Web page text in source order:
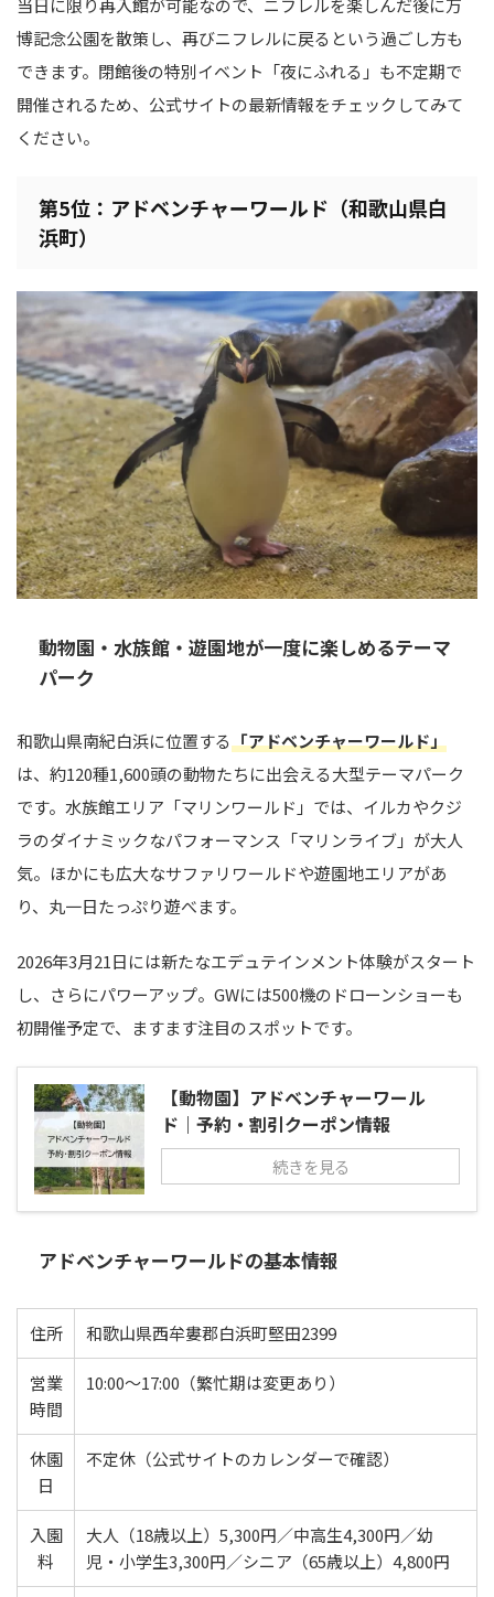
当日に限り再入館が可能なので、ニフレルを楽しんだ後に万
博記念公園を散策し、再びニフレルに戻るという過ごし方も
できます。閉館後の特別イベント「夜にふれる」も不定期で
開催されるため、公式サイトの最新情報をチェックしてみて
ください。
第5位：アドベンチャーワールド（和歌山県白
浜町）
動物園・水族館・遊園地が一度に楽しめるテーマ
パーク
和歌山県南紀白浜に位置する「アドベンチャーワールド」
は、約120種1,600頭の動物たちに出会える大型テーマパーク
です。水族館エリア「マリンワールド」では、イルカやクジ
ラのダイナミックなパフォーマンス「マリンライブ」が大人
気。ほかにも広大なサファリワールドや遊園地エリアがあ
り、丸一日たっぷり遊べます。
2026年3月21日には新たなエデュテインメント体験がスタート
し、さらにパワーアップ。GWには500機のドローンショーも
初開催予定で、ますます注目のスポットです。
【動物園】アドベンチャーワール
ド｜予約・割引クーポン情報
続きを見る
アドベンチャーワールドの基本情報
住所 和歌山県西牟婁郡白浜町堅田2399
営業
時間
10:00〜17:00（繁忙期は変更あり）
休園
日
不定休（公式サイトのカレンダーで確認）
入園
料
大人（18歳以上）5,300円／中高生4,300円／幼
児・小学生3,300円／シニア（65歳以上）4,800円